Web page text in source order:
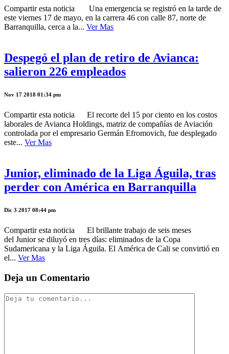
Compartir esta noticia Una emergencia se registró en la tarde de
este viernes 17 de mayo, en la carrera 46 con calle 87, norte de
Barranquilla, cerca a la... Ver Mas
Despegó el plan de retiro de Avianca:
salieron 226 empleados
Nov 17 2018 01:34 pm
Compartir esta noticia El recorte del 15 por ciento en los costos
laborales de Avianca Holdings, matriz de compañías de Aviación
controlada por el empresario Germán Efromovich, fue desplegado
este... Ver Mas
Junior, eliminado de la Liga Águila, tras
perder con América en Barranquilla
Dic 3 2017 08:44 pm
Compartir esta noticia El brillante trabajo de seis meses
del Junior se diluyó en tres días: eliminados de la Copa
Sudamericana y la Liga Águila. El América de Cali se convirtió en
el... Ver Mas
Deja un Comentario